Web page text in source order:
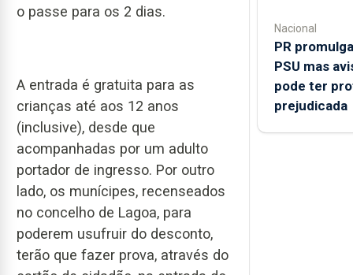
o passe para os 2 dias.
A entrada é gratuita para as
crianças até aos 12 anos
(inclusive), desde que
acompanhadas por um adulto
portador de ingresso. Por outro
lado, os munícipes, recenseados
no concelho de Lagoa, para
poderem usufruir do desconto,
terão que fazer prova, através do
Nacional
PR
PSU mas
pode ter
prejudicada